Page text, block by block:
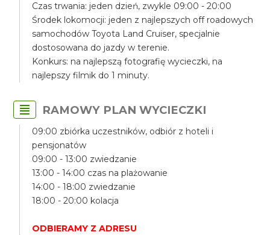
Czas trwania: jeden dzień, zwykle 09:00 - 20:00
Środek lokomocji: jeden z najlepszych off roadowych
samochodów Toyota Land Cruiser, specjalnie
dostosowana do jazdy w terenie.
Konkurs: na najlepszą fotografię wycieczki, na
najlepszy filmik do 1 minuty.
RAMOWY PLAN WYCIECZKI
09:00 zbiórka uczestników, odbiór z hoteli i
pensjonatów
09:00 - 13:00 zwiedzanie
13:00 - 14:00 czas na plażowanie
14:00 - 18:00 zwiedzanie
18:00 - 20:00 kolacja
ODBIERAMY Z ADRESU